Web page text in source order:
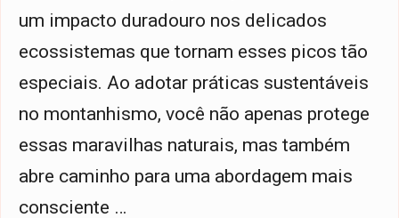
um impacto duradouro nos delicados
ecossistemas que tornam esses picos tão
especiais. Ao adotar práticas sustentáveis
no montanhismo, você não apenas protege
essas maravilhas naturais, mas também
abre caminho para uma abordagem mais
consciente …